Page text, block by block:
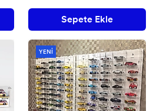
Sepete Ekle
YENİ